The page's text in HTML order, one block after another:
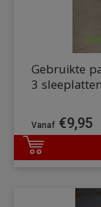
Gebruikte
3 sleeplatten
€9,95